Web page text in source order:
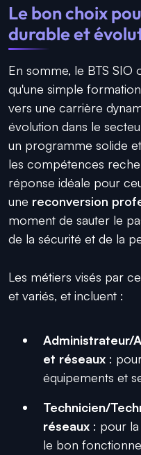
Le bon choix
durable et
En somme, le BTS SIO
qu'une simple
vers une carrière
évolution dans le
un programme solide
les compétences
réponse idéale pour
une reconversion
moment de sauter le
de la sécurité et de la
Les métiers visés par
et variés, et incluent :
Administrateur/
et réseaux :
équipements et
Technicien/
réseaux : pour
le bon